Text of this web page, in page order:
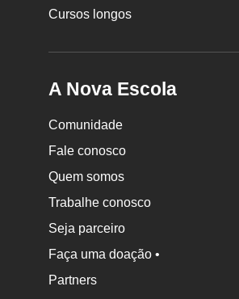
Cursos longos
A Nova Escola
Comunidade
Fale conosco
Quem somos
Trabalhe conosco
Seja parceiro
Faça uma doação •
Partners